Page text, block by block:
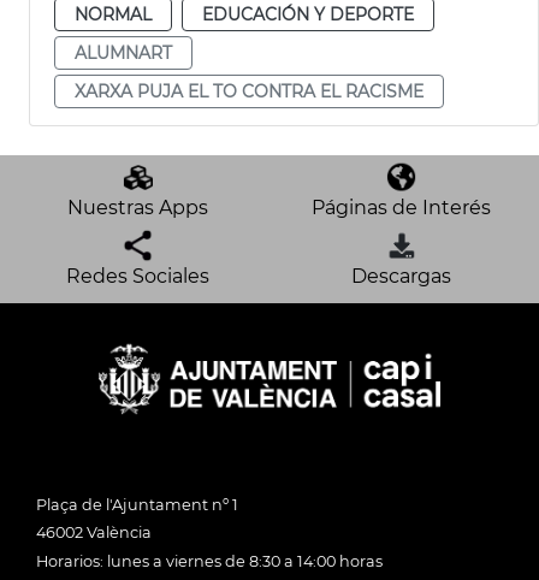
NORMAL
EDUCACIÓN Y DEPORTE
ALUMNART
XARXA PUJA EL TO CONTRA EL RACISME
Nuestras Apps Páginas de Interés
Redes Sociales Descargas
Plaça de l'Ajuntament nº 1
46002 València
Horarios: lunes a viernes de 8:30 a 14:00 horas